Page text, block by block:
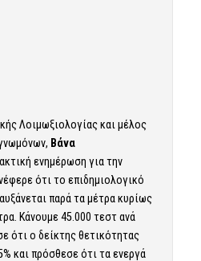
Λοιμωξιολογίας και μέλος
Βάνα
ενημέρωση για την
ότι το επιδημιολογικό
παρά τα μέτρα κυρίως
Κάνουμε 45.000 τεστ ανά
ότι ο δείκτης θετικότητας
και πρόσθεσε ότι τα ενεργά